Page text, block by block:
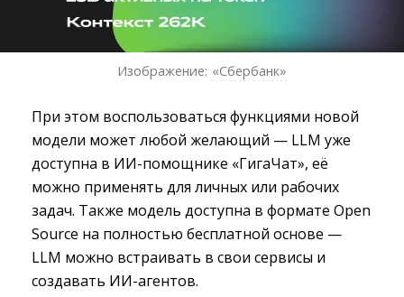
Изображение: «Сбербанк»
При этом воспользоваться функциями новой
модели может любой желающий — LLM уже
доступна в ИИ-помощнике «ГигаЧат», её
можно применять для личных или рабочих
задач. Также модель доступна в формате Open
Source на полностью бесплатной основе —
LLM можно встраивать в свои сервисы и
создавать ИИ-агентов.